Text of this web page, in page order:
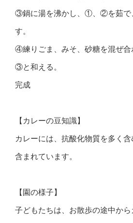
③鍋に湯を沸かし、①、②を茹で
す。
④練りごま、みそ、砂糖を混ぜ合
③と和える。
完成
【カレーの豆知識】
カレーには、抗酸化物質を多く
含まれています。
【園の様子】
子どもたちは、お散歩の途中か